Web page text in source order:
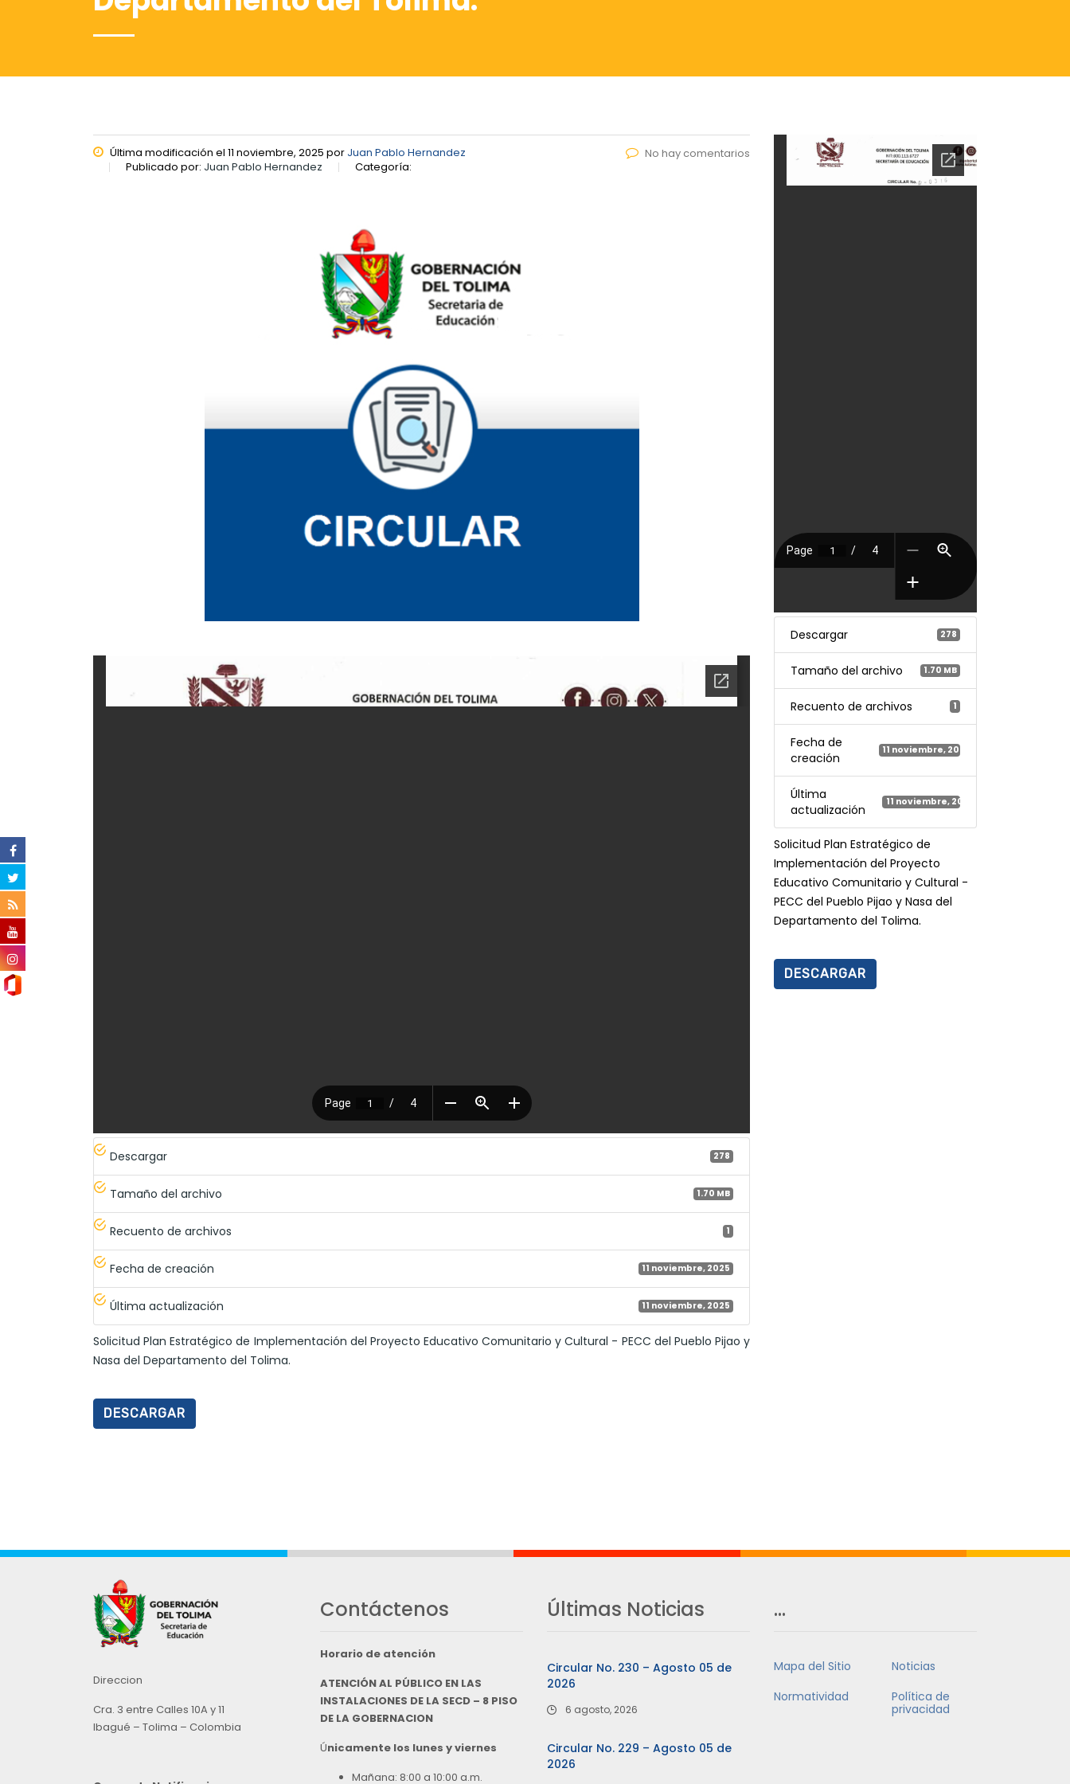
Última modificación el 11 noviembre, 2025 por Juan Pablo Hernandez
Publicado por: Juan Pablo Hernandez Categoría:
No hay comentarios
Descargar 278
Tamaño del archivo 1.70 MB
Recuento de archivos 1
Fecha de creación 11 noviembre, 2025
Última actualización 11 noviembre, 2025
Solicitud Plan Estratégico de Implementación del Proyecto Educativo Comunitario y Cultural - PECC del Pueblo Pijao y
Nasa del Departamento del Tolima.
DESCARGAR
Descargar 278
Tamaño del archivo 1.70 MB
Recuento de archivos 1
Fecha de
creación
11 noviembre, 2025
Última
actualización
11 noviembre, 2025
Solicitud Plan Estratégico de
Implementación del Proyecto
Educativo Comunitario y Cultural -
PECC del Pueblo Pijao y Nasa del
Departamento del Tolima.
DESCARGAR
Direccion
Cra. 3 entre Calles 10A y 11
Ibagué – Tolima – Colombia
Contáctenos
Horario de atención
ATENCIÓN AL PÚBLICO EN LAS
INSTALACIONES DE LA SECD – 8 PISO
DE LA GOBERNACION
Únicamente los lunes y viernes
Mañana: 8:00 a 10:00 a.m.
Últimas Noticias
Circular No. 230 – Agosto 05 de
2026
6 agosto, 2026
Circular No. 229 – Agosto 05 de
2026
…
Mapa del Sitio
Noticias
Normatividad
Política de
privacidad